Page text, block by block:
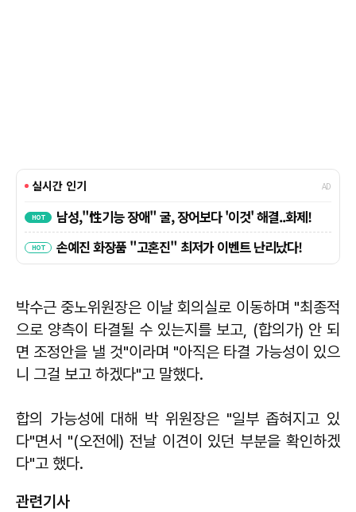
박수근 중노위원장은 이날 회의실로 이동하며 "최종적
으로 양측이 타결될 수 있는지를 보고, (합의가) 안 되
면 조정안을 낼 것"이라며 "아직은 타결 가능성이 있으
니 그걸 보고 하겠다"고 말했다.
합의 가능성에 대해 박 위원장은 "일부 좁혀지고 있
다"면서 "(오전에) 전날 이견이 있던 부분을 확인하겠
다"고 했다.
관련기사